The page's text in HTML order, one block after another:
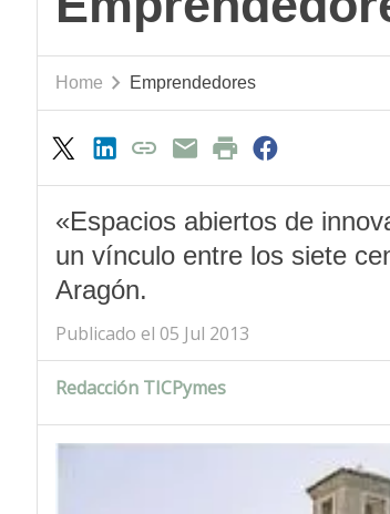
Home Emprendedores
«Espacios abiertos de
un vínculo entre los siete
Aragón.
Publicado el 05 Jul 2013
Redacción TICPymes